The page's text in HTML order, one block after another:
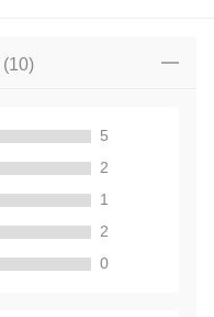
(10)
5
2
1
2
0